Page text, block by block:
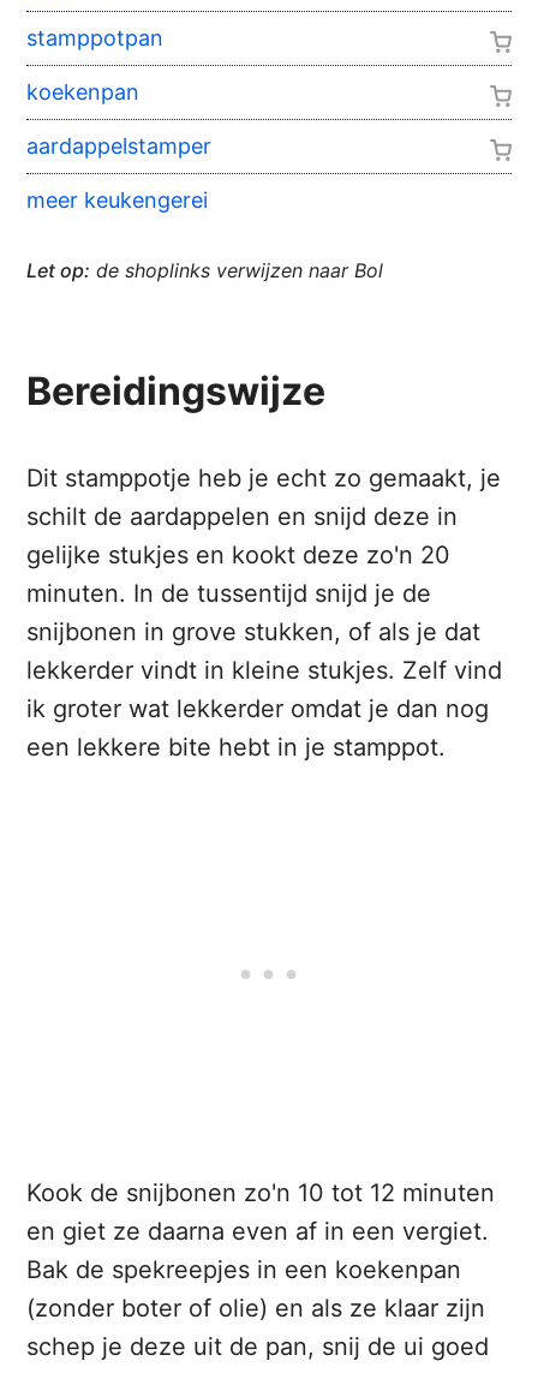
stamppotpan
koekenpan
aardappelstamper
meer keukengerei
Let op: de shoplinks verwijzen naar Bol
Bereidingswijze
Dit stamppotje heb je echt zo gemaakt, je
schilt de aardappelen en snijd deze in
gelijke stukjes en kookt deze zo'n 20
minuten. In de tussentijd snijd je de
snijbonen in grove stukken, of als je dat
lekkerder vindt in kleine stukjes. Zelf vind
ik groter wat lekkerder omdat je dan nog
een lekkere bite hebt in je stamppot.
Kook de snijbonen zo'n 10 tot 12 minuten
en giet ze daarna even af in een vergiet.
Bak de spekreepjes in een koekenpan
(zonder boter of olie) en als ze klaar zijn
schep je deze uit de pan, snij de ui goed